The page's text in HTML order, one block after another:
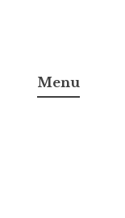
Menu